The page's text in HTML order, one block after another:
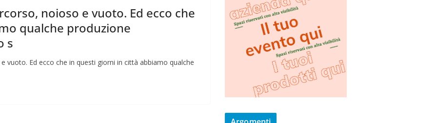
noioso e vuoto. Ed ecco che
qualche produzione
s
Ed ecco che in questi giorni in città abbiamo qualche